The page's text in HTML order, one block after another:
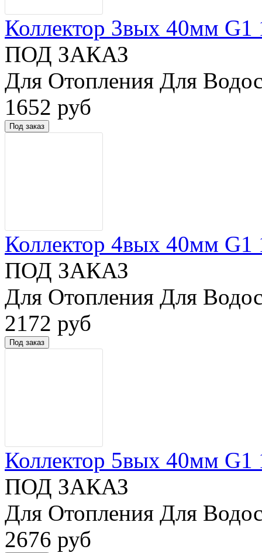
Коллектор 3вых 40мм
ПОД ЗАКАЗ
Для Отопления Для
1652 руб
Коллектор 4вых 40мм
ПОД ЗАКАЗ
Для Отопления Для
2172 руб
Коллектор 5вых 40мм
ПОД ЗАКАЗ
Для Отопления Для
2676 руб